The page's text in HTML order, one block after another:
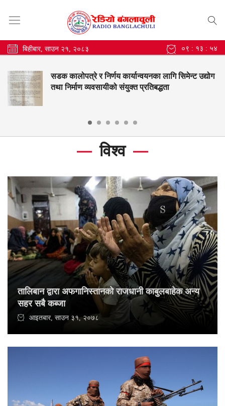
बिहीबार, साउन २१, २०८३ ०९ : १३ : ५६
उद्योग
बंगलाचुली गाउँपालिकाको सामुदायिक
नतिजामा सुधार, महेन्द्र मावि श्रीवारी उत्कृष्ट
विश्व
तालिबान द्वारा अफगानिस्तानको राजधानी काबुलबाहेक अन्य
सहर सबै कब्जा
आइतबार, साउन ३१, २०७८